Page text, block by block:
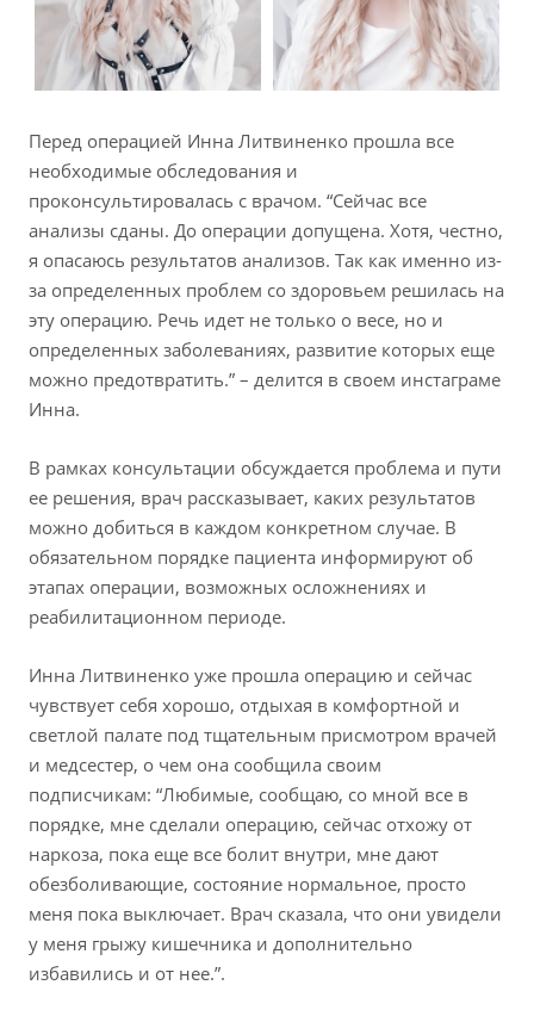
Перед операцией Инна Литвиненко прошла все
необходимые обследования и
проконсультировалась с врачом. “Сейчас все
анализы сданы. До операции допущена. Хотя, честно,
я опасаюсь результатов анализов. Так как именно из-
за определенных проблем со здоровьем решилась на
эту операцию. Речь идет не только о весе, но и
определенных заболеваниях, развитие которых еще
можно предотвратить.” – делится в своем инстаграме
Инна.
В рамках консультации обсуждается проблема и пути
ее решения, врач рассказывает, каких результатов
можно добиться в каждом конкретном случае. В
обязательном порядке пациента информируют об
этапах операции, возможных осложнениях и
реабилитационном периоде.
Инна Литвиненко уже прошла операцию и сейчас
чувствует себя хорошо, отдыхая в комфортной и
светлой палате под тщательным присмотром врачей
и медсестер, о чем она сообщила своим
подписчикам: “Любимые, сообщаю, со мной все в
порядке, мне сделали операцию, сейчас отхожу от
наркоза, пока еще все болит внутри, мне дают
обезболивающие, состояние нормальное, просто
меня пока выключает. Врач сказала, что они увидели
у меня грыжу кишечника и дополнительно
избавились и от нее.”.